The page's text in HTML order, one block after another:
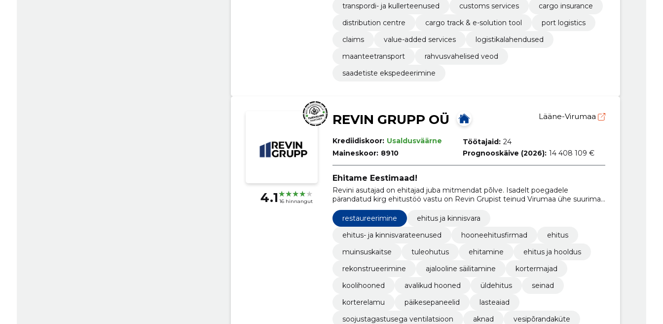
transpordi- ja kullerteenused
customs services
cargo insurance
distribution centre
cargo track & e-solution tool
port logistics
claims
value-added services
logistikalahendused
maanteetransport
rahvusvahelised veod
saadetiste ekspedeerimine
4.1 16 hinnangut
REVIN GRUPP OÜ Lääne-Virumaa
Krediidiskoor: Usaldusväärne
Maineskoor: 8910
Töötajaid: 24
Prognooskäive (2026): 14 408 109 €
Ehitame Eestimaad!
Revini asutajad on ehitajad juba mitmendat põlve. Isadelt poegadele
pärandatud kirg ehitustöö vastu on Revin Grupist teinud Virumaa ühe suurima
ehitusettevõtte.
restaureerimine
ehitus ja kinnisvara
ehitus- ja kinnisvarateenused
hooneehitusfirmad
ehitus
muinsuskaitse
tuleohutus ehitamine
ehitus ja hooldus
rekonstrueerimine
ajalooline säilitamine
kortermajad
koolihooned
avalikud hooned üldehitus
seinad
korterelamu
päikesepaneelid
lasteaiad
soojustagastusega ventilatsioon
aknad
vesipõrandaküte